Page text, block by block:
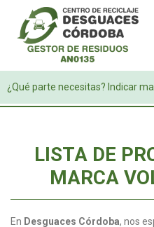
LISTA DE
MARCA
En Desguaces Córdoba, nos